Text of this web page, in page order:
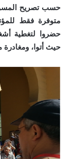
حسب تصريح
متوفرة فقط
حضروا لتغطية
حيث أتوا،